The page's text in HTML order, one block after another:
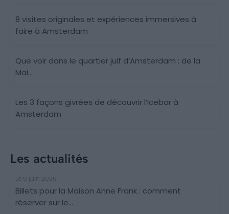
8 visites originales et expériences immersives à
faire à Amsterdam
Que voir dans le quartier juif d’Amsterdam : de la
Mai...
Les 3 façons givrées de découvrir l’Icebar à
Amsterdam
Les actualités
Le 5 juin 2026
Billets pour la Maison Anne Frank : comment
réserver sur le...